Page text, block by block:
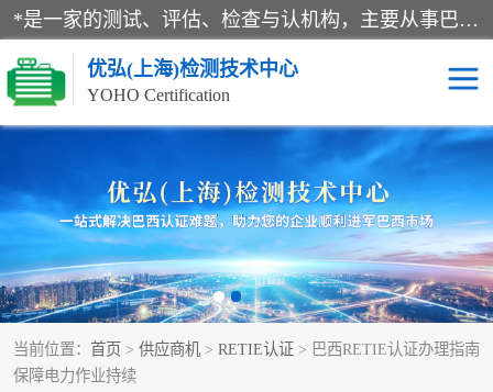
*是一家的测试、评估、检查与认机构，主要从事巴西NR10认证、NR12认证、NR13认证；ANATEL认证、INMTRO认证，欧盟CE认证：MD认证，PED认证，MID认证，ATEX认证，德国蓝色天使认证。
优弘(上海)检测技术中心
YOHO Certification
当前位置： 首页 > 供应商机 > RETIE认证 > 巴西RETIE认证办理指南
保障电力作业持续
RECYCLASS认证 NR10认证
NR12认证 NR13认证
ART认证 巴西NR认证
巴西认证 RETIE认证